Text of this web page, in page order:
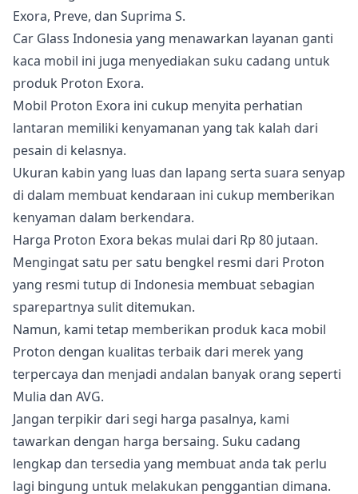
Exora, Preve, dan Suprima S.
Car Glass Indonesia yang menawarkan layanan ganti
kaca mobil ini juga menyediakan suku cadang untuk
produk Proton Exora.
Mobil Proton Exora ini cukup menyita perhatian
lantaran memiliki kenyamanan yang tak kalah dari
pesain di kelasnya.
Ukuran kabin yang luas dan lapang serta suara senyap
di dalam membuat kendaraan ini cukup memberikan
kenyaman dalam berkendara.
Harga Proton Exora bekas mulai dari Rp 80 jutaan.
Mengingat satu per satu bengkel resmi dari Proton
yang resmi tutup di Indonesia membuat sebagian
sparepartnya sulit ditemukan.
Namun, kami tetap memberikan produk kaca mobil
Proton dengan kualitas terbaik dari merek yang
terpercaya dan menjadi andalan banyak orang seperti
Mulia dan AVG.
Jangan terpikir dari segi harga pasalnya, kami
tawarkan dengan harga bersaing. Suku cadang
lengkap dan tersedia yang membuat anda tak perlu
lagi bingung untuk melakukan penggantian dimana.